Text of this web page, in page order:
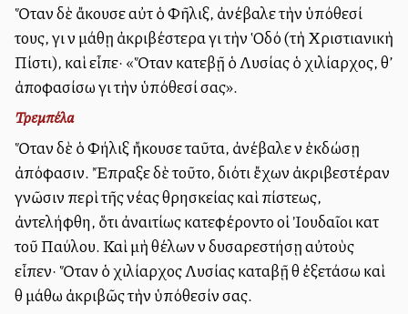
Ὅταν δὲ ἄκουσε αὐτὰ ὁ Φῆλιξ, ἀνέβαλε τὴν ὑπόθεσί
τους, γιὰ νὰ μάθῃ ἀκριβέστερα γιὰ τὴν Ὁδό (τὴ Χριστιανικὴ
Πίστι), καὶ εἶπε· «Ὅταν κατεβῇ ὁ Λυσίας ὁ χιλίαρχος, θ’
ἀποφασίσω γιὰ τὴν ὑπόθεσί σας».
Τρεμπέλα
Ὅταν δὲ ὁ Φήλιξ ἤκουσε ταῦτα, ἀνέβαλε νὰ ἐκδώσῃ
ἀπόφασιν. Ἔπραξε δὲ τοῦτο, διότι ἔχων ἀκριβεστέραν
γνῶσιν περὶ τῆς νέας θρησκείας καὶ πίστεως,
ἀντελήφθη, ὅτι ἀναιτίως κατεφέροντο οἱ Ἰουδαῖοι κατὰ
τοῦ Παύλου. Καὶ μὴ θέλων νὰ δυσαρεστήσῃ αὐτοὺς
εἶπεν· Ὅταν ὁ χιλίαρχος Λυσίας καταβῇ θὰ ἐξετάσω καὶ
θὰ μάθω ἀκριβῶς τὴν ὑπόθεσίν σας.